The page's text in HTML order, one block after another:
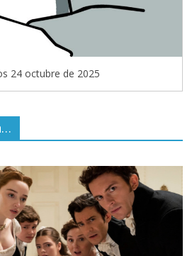
24 octubre de 2025